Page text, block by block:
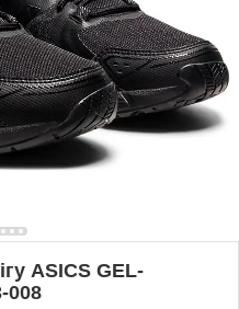
ASICS GEL-
008